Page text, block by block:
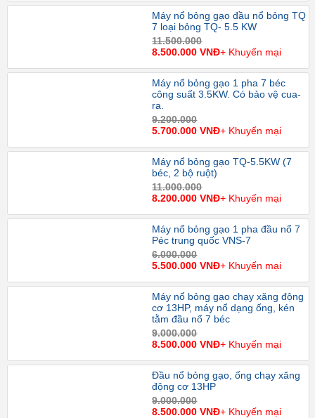
Máy nổ bỏng gạo đầu nổ bỏng TQ
7 loại bỏng TQ- 5.5 KW
11.500.000
8.500.000 VNĐ+ Khuyến mại
Máy nổ bỏng gạo 1 pha 7 béc
công suất 3.5KW. Có bảo vệ cua-
ra.
9.200.000
5.700.000 VNĐ+ Khuyến mại
Máy nổ bỏng gạo TQ-5.5KW (7
béc, 2 bộ ruột)
11.000.000
8.200.000 VNĐ+ Khuyến mại
Máy nổ bỏng gạo 1 pha đầu nổ 7
Péc trung quốc VNS-7
6.000.000
5.500.000 VNĐ+ Khuyến mại
Máy nổ bỏng gạo chạy xăng động
cơ 13HP, máy nổ dạng ống, kén
tằm đầu nổ 7 béc
9.000.000
8.500.000 VNĐ+ Khuyến mại
Đầu nổ bỏng gạo, ống chạy xăng
động cơ 13HP
9.000.000
8.500.000 VNĐ+ Khuyến mại